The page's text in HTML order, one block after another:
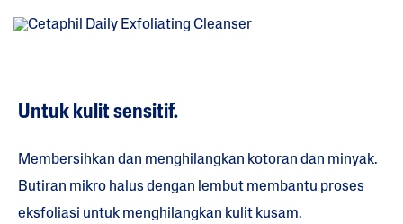
Untuk kulit sensitif.
Membersihkan dan menghilangkan kotoran dan minyak.
Butiran mikro halus dengan lembut membantu proses
eksfoliasi untuk menghilangkan kulit kusam.